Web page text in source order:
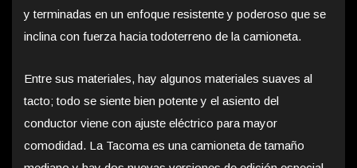
y terminadas en un enfoque resistente y poderoso que se
inclina con fuerza hacia todoterreno de la camioneta.
Entre sus materiales, hay algunos materiales suaves al
tacto; todo se siente bien potente y el asiento del
conductor viene con ajuste eléctrico para mayor
comodidad. La Tacoma es una camioneta de tamaño